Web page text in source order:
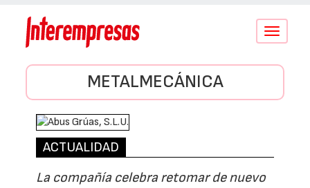
Conmutar
METALMECÁNICA
ACTUALIDAD
La compañía celebra retomar de nuevo